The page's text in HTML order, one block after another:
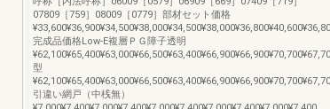
07809［759］08009［0779］部材セット価格
完成品価格Low-E複層ＰＧ障子透明
型
引違い網戸（中桟無）